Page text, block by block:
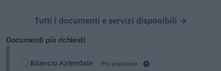
Tutti i documenti e servizi disponibili →
Documenti più richiesti
Bilancio Aziendale Più acquistato